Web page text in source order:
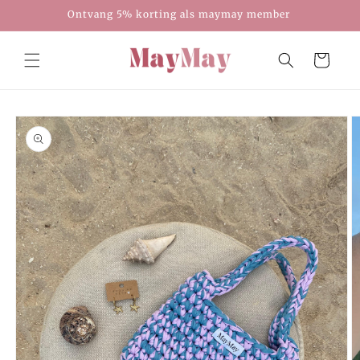
content
Ontvang 5% korting als maymay member
Winkelwagen
direct naar